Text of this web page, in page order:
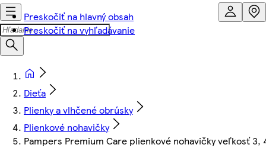
Preskočiť na hlavný obsah
Preskočiť na vyhľadávanie
Dieťa
Plienky a vlhčené obrúsky
Plienkové nohavičky
Pampers Premium Care plienkové nohavičky veľkosť 3,